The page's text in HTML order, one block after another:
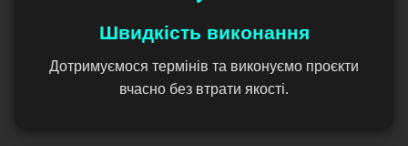
Швидкість виконання
Дотримуємося термінів та виконуємо проєкти
вчасно без втрати якості.